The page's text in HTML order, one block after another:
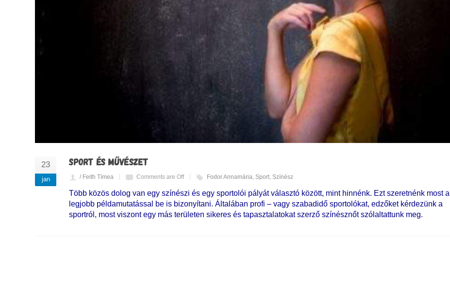
23
jan
SPORT ÉS MŰVÉSZET
/ Feith Tímea Comments are Off Fodor Annamária, Sport, Színész
Több közös dolog van egy színészi és egy sportolói pályát választó között, mint hinnénk. Ezt szeretnénk most a
legjobb példamutatással be is bizonyítani. Általában profi – vagy szabadidő sportolókat, edzőket kérdezünk a
sportról, most viszont egy más területen sikeres és tapasztalatokat szerző színésznőt szólaltattunk meg.